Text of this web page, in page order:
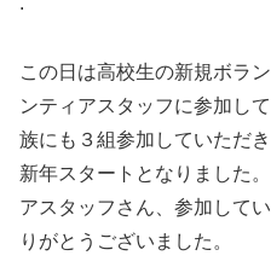
この日は高校生の新規ボラ
ンティアスタッフに参加し
族にも３組参加していただ
新年スタートとなりました
アスタッフさん、参加して
りがとうございました。